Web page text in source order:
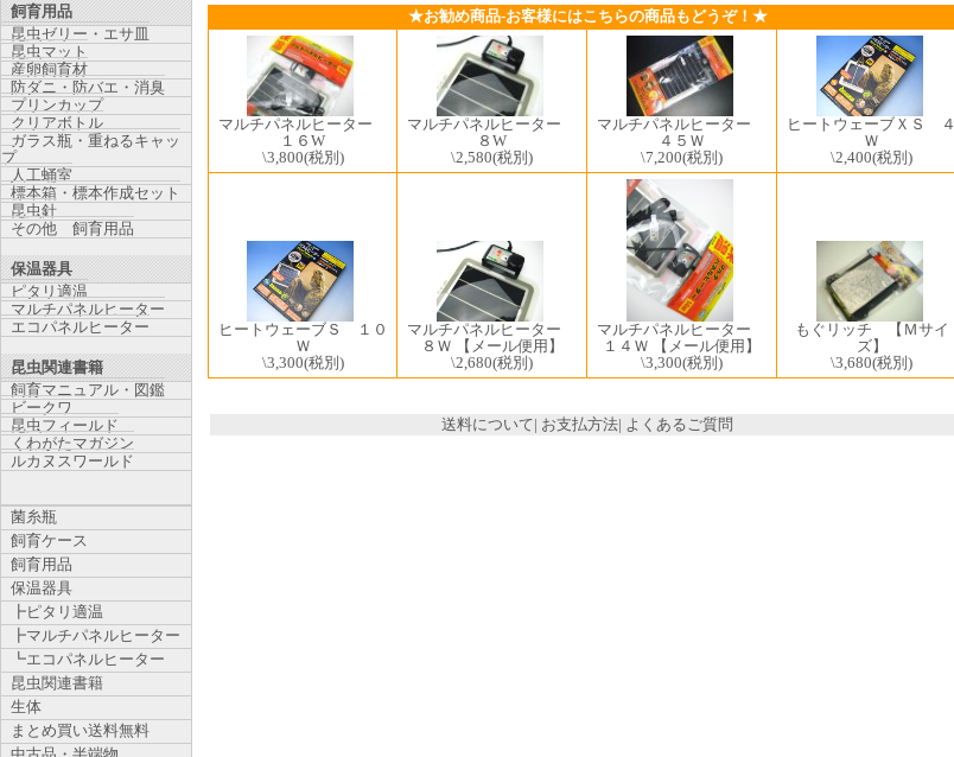
★お勧め商品-お客様にはこちらの商品もどうぞ！★
マルチパネルヒーター
１６W
\3,800(税別)
マルチパネルヒーター
８W
\2,580(税別)
マルチパネルヒーター
４５Ｗ
\7,200(税別)
ヒートウェーブＸＳ ４
Ｗ
\2,400(税別)
ヒートウェーブＳ １０
Ｗ
\3,300(税別)
マルチパネルヒーター
８Ｗ 【メール便用】
\2,680(税別)
マルチパネルヒーター
１４Ｗ 【メール便用】
\3,300(税別)
もぐリッチ 【Ｍサイ
ズ】
\3,680(税別)
送料について| お支払方法| よくあるご質問
飼育用品
昆虫ゼリー・エサ皿
昆虫マット
産卵飼育材
防ダニ・防バエ・消臭
プリンカップ
クリアボトル
ガラス瓶・重ねるキャッ
プ
人工蛹室
標本箱・標本作成セット
昆虫針
その他 飼育用品
保温器具
ピタリ適温
マルチパネルヒーター
エコパネルヒーター
昆虫関連書籍
飼育マニュアル・図鑑
ビークワ
昆虫フィールド
くわがたマガジン
ルカヌスワールド
菌糸瓶
飼育ケース
飼育用品
保温器具
┣ピタリ適温
┣マルチパネルヒーター
┗エコパネルヒーター
昆虫関連書籍
生体
まとめ買い送料無料
中古品・半端物